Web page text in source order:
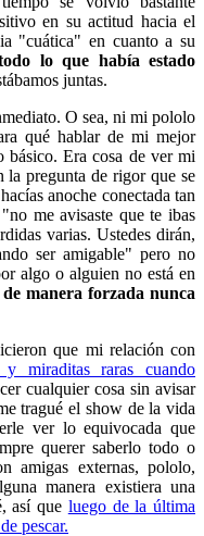
en su actitud hacia el
"cuática" en cuanto a su
lo que había estado
juntas.
O sea, ni mi pololo
qué hablar de mi mejor
básico. Era cosa de ver mi
la pregunta de rigor que se
anoche conectada tan
me avisaste que te ibas
varias. Ustedes dirán,
ser amigable" pero no
algo o alguien no está en
manera forzada nunca
que mi relación con
y miraditas raras cuando
cualquier cosa sin avisar
tragué el show de la vida
ver lo equivocada que
querer saberlo todo o
amigas externas, pololo,
manera existiera una
así que luego de la última
pescar.